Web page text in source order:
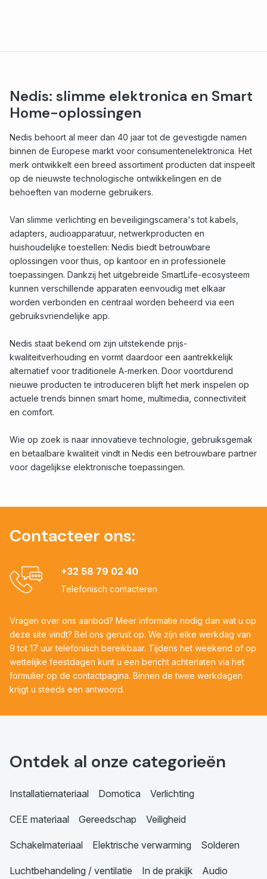
Nedis: slimme elektronica en Smart
Home-oplossingen
Nedis behoort al meer dan 40 jaar tot de gevestigde namen
binnen de Europese markt voor consumentenelektronica. Het
merk ontwikkelt een breed assortiment producten dat inspeelt
op de nieuwste technologische ontwikkelingen en de
behoeften van moderne gebruikers.
Van slimme verlichting en beveiligingscamera's tot kabels,
adapters, audioapparatuur, netwerkproducten en
huishoudelijke toestellen: Nedis biedt betrouwbare
oplossingen voor thuis, op kantoor en in professionele
toepassingen. Dankzij het uitgebreide SmartLife-ecosysteem
kunnen verschillende apparaten eenvoudig met elkaar
worden verbonden en centraal worden beheerd via een
gebruiksvriendelijke app.
Nedis staat bekend om zijn uitstekende prijs-
kwaliteitverhouding en vormt daardoor een aantrekkelijk
alternatief voor traditionele A-merken. Door voortdurend
nieuwe producten te introduceren blijft het merk inspelen op
actuele trends binnen smart home, multimedia, connectiviteit
en comfort.
Wie op zoek is naar innovatieve technologie, gebruiksgemak
en betaalbare kwaliteit vindt in Nedis een betrouwbare partner
voor dagelijkse elektronische toepassingen.
Contacteer ons:
+32 58 79 02 40
Telefonisch contacteren
Vragen over ons aanbod? Meer informatie nodig dan wat u op
deze site vindt? Bel ons gerust op. We zijn elke werkdag van
9 tot 17 uur telefonisch bereikbaar. Tijdens het weekend of op
wettelijke feestdagen kunt u een bericht achterlaten via het
formulier op de contactpagina. Binnen de twee werkdagen
krijgt u steeds een antwoord.
Ontdek al onze categorieën
Installatiemateriaal Domotica Verlichting
CEE materiaal Gereedschap Veiligheid
Schakelmateriaal Elektrische verwarming Solderen
Luchtbehandeling / ventilatie In de prakijk Audio